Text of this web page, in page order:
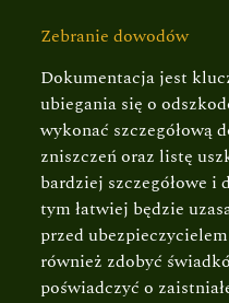
Zebranie dowodów
Dokumentacja jest
ubiegania się o
wykonać szczegółową
zniszczeń oraz listę
bardziej szczegółowe i
tym łatwiej będzie
przed
również zdobyć
poświadczyć o